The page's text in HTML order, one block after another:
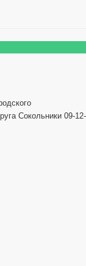
Сокольники 09-12-